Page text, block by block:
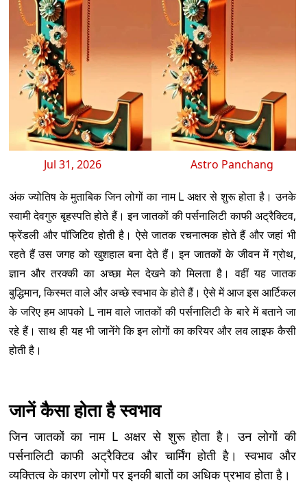
Jul 31, 2026 Astro Panchang
अंक ज्योतिष के मुताबिक जिन लोगों का नाम L अक्षर से शुरू होता है। उनके
स्वामी देवगुरु बृहस्पति होते हैं। इन जातकों की पर्सनालिटी काफी अट्रैक्टिव,
फ्रेंडली और पॉजिटिव होती है। ऐसे जातक रचनात्मक होते हैं और जहां भी
रहते हैं उस जगह को खुशहाल बना देते हैं। इन जातकों के जीवन में ग्रोथ,
ज्ञान और तरक्की का अच्छा मेल देखने को मिलता है। वहीं यह जातक
बुद्धिमान, किस्मत वाले और अच्छे स्वभाव के होते हैं। ऐसे में आज इस आर्टिकल
के जरिए हम आपको L नाम वाले जातकों की पर्सनालिटी के बारे में बताने जा
रहे हैं। साथ ही यह भी जानेंगे कि इन लोगों का करियर और लव लाइफ कैसी
होती है।
जानें कैसा होता है स्वभाव
जिन जातकों का नाम L अक्षर से शुरू होता है। उन लोगों की
पर्सनालिटी काफी अट्रैक्टिव और चार्मिंग होती है। स्वभाव और
व्यक्तित्व के कारण लोगों पर इनकी बातों का अधिक प्रभाव होता है।